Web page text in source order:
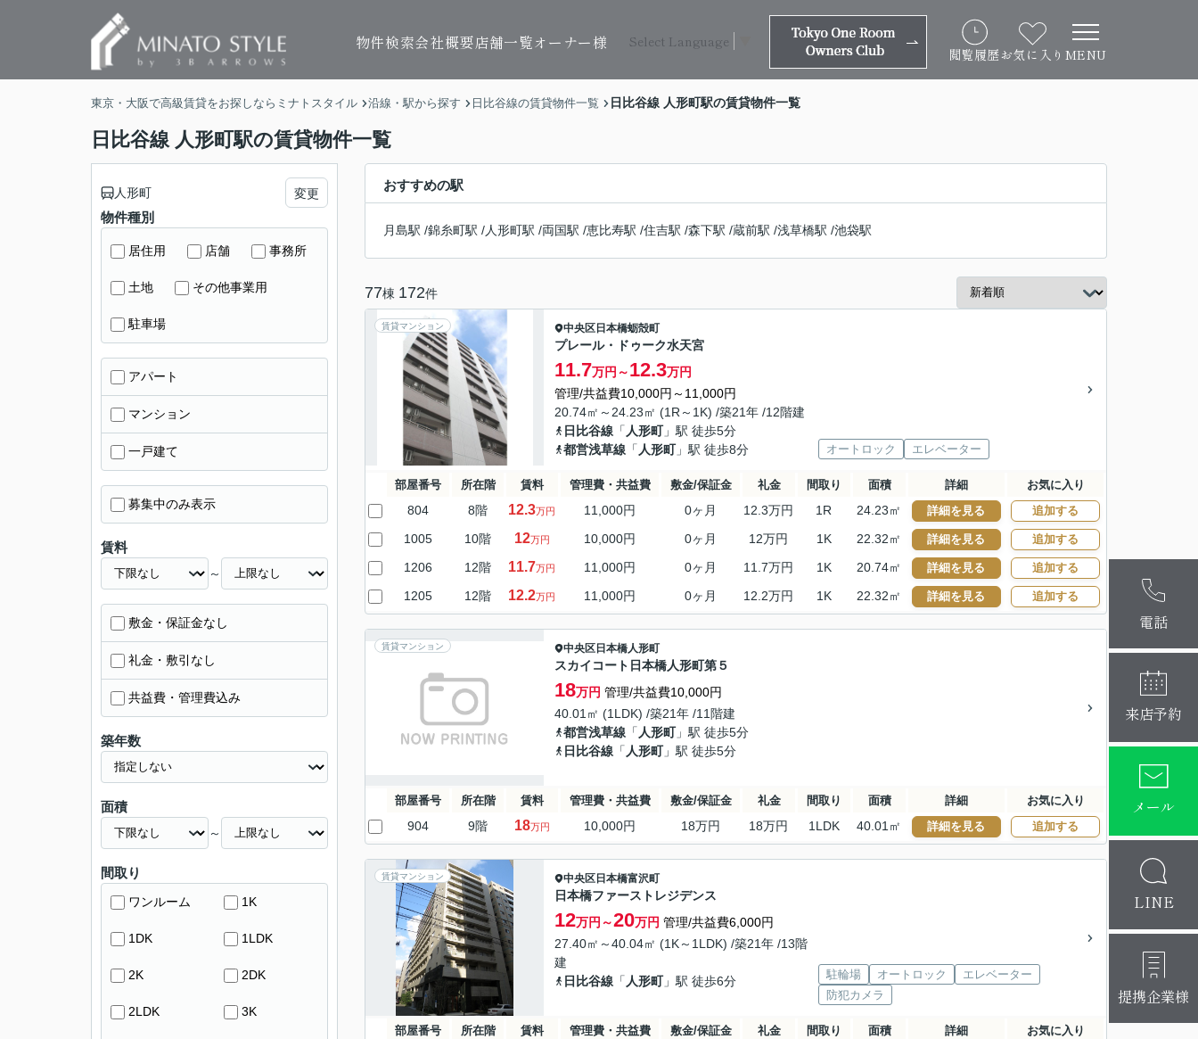
物件検索会社概要店舗一覧オーナー様 Select Language
閲覧履歴お気に入り MENU
電話
麻布十番本
大阪梅田店
来店予約
メール
LINE
提携企業様
東京・大阪で高級賃貸をお探しならミナトスタイル 沿線・駅から探す 日比谷線の賃貸物件一覧 日比谷線 人形町駅の賃貸物件一覧
日比谷線 人形町駅の賃貸物件一覧
おすすめの駅
月島駅 /錦糸町駅 /人形町駅 /両国駅 /恵比寿駅 /住吉駅 /森下駅 /蔵前駅 /浅草橋駅 /池袋駅
77棟 172件
賃貸マンション 中央区 日本橋蛎殻町
プレール・ドゥーク水天宮
11.7万円～12.3万円
管理/共益費10,000円～11,000円
20.74㎡～24.23㎡ (1R～1K) /築21年 /12階建
日比谷線 「 人形町」駅 徒歩5分
都営浅草線 「 人形町」駅 徒歩8分 オートロック エレベーター
部屋番号 所在階 賃料 管理費・共益費 敷金/保証金 礼金 間取り 面積 詳細 お気に入り
804 8階 12.3万円 11,000円 0ヶ月 12.3万円 1R 24.23㎡ 詳細を見る 追加する
1005 10階 12万円 10,000円 0ヶ月 12万円 1K 22.32㎡ 詳細を見る 追加する
1206 12階 11.7万円 11,000円 0ヶ月 11.7万円 1K 20.74㎡ 詳細を見る 追加する
1205 12階 12.2万円 11,000円 0ヶ月 12.2万円 1K 22.32㎡ 詳細を見る 追加する
賃貸マンション 中央区 日本橋人形町
スカイコート日本橋人形町第５
18万円 管理/共益費10,000円
40.01㎡ (1LDK) /築21年 /11階建
都営浅草線 「 人形町」駅 徒歩5分
日比谷線 「 人形町」駅 徒歩5分
部屋番号 所在階 賃料 管理費・共益費 敷金/保証金 礼金 間取り 面積 詳細 お気に入り
904 9階 18万円 10,000円 18万円 18万円 1LDK 40.01㎡ 詳細を見る 追加する
賃貸マンション 中央区 日本橋富沢町
日本橋ファーストレジデンス
12万円～20万円 管理/共益費6,000円
27.40㎡～40.04㎡ (1K～1LDK) /築21年 /13階
建
日比谷線 「 人形町」駅 徒歩6分 駐輪場 オートロック
エレベーター
防犯カメラ
部屋番号 所在階 賃料 管理費・共益費 敷金/保証金 礼金 間取り 面積 詳細 お気に入り
人形町 変更
物件種別
居住用 店舗 事務所
土地 その他事業用
駐車場
アパート
マンション
一戸建て
募集中のみ表示
賃料
～
敷金・保証金なし
礼金・敷引なし
共益費・管理費込み
築年数
面積
～
間取り
ワンルーム 1K
1DK 1LDK
2K 2DK
2LDK 3K